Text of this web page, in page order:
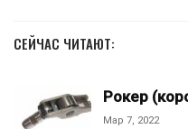
СЕЙЧАС ЧИТАЮТ:
Рокер
Мар 7, 2022